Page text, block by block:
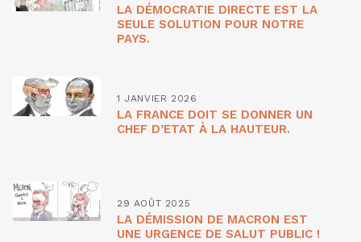
LA DÉMOCRATIE DIRECTE EST LA
SEULE SOLUTION POUR NOTRE
PAYS.
1 JANVIER 2026
LA FRANCE DOIT SE DONNER UN
CHEF D’ETAT À LA HAUTEUR.
29 AOÛT 2025
LA DÉMISSION DE MACRON EST
UNE URGENCE DE SALUT PUBLIC !